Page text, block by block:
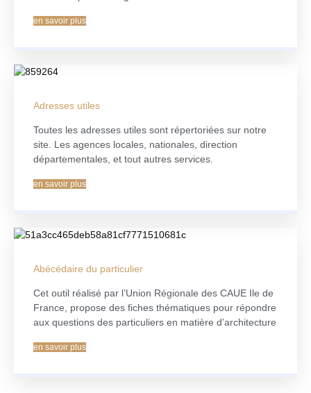
en savoir plus
Adresses utiles
Toutes les adresses utiles sont répertoriées sur notre
site. Les agences locales, nationales, direction
départementales, et tout autres services.
en savoir plus
Abécédaire du particulier
Cet outil réalisé par l’Union Régionale des CAUE Ile de
France, propose des fiches thématiques pour répondre
aux questions des particuliers en matière d’architecture
en savoir plus